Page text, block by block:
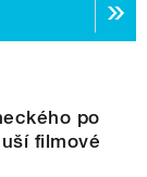
po
filmové